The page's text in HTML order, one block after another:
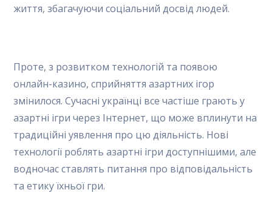
життя, збагачуючи соціальний досвід людей.
Проте, з розвитком технологій та появою
онлайн-казино, сприйняття азартних ігор
змінилося. Сучасні українці все частіше грають у
азартні ігри через Інтернет, що може вплинути на
традиційні уявлення про цю діяльність. Нові
технології роблять азартні ігри доступнішими, але
водночас ставлять питання про відповідальність
та етику їхньої гри.